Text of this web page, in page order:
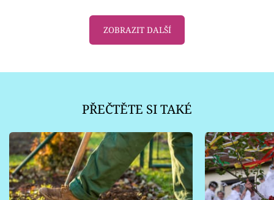
ZOBRAZIT DALŠÍ
PŘEČTĚTE SI TAKÉ